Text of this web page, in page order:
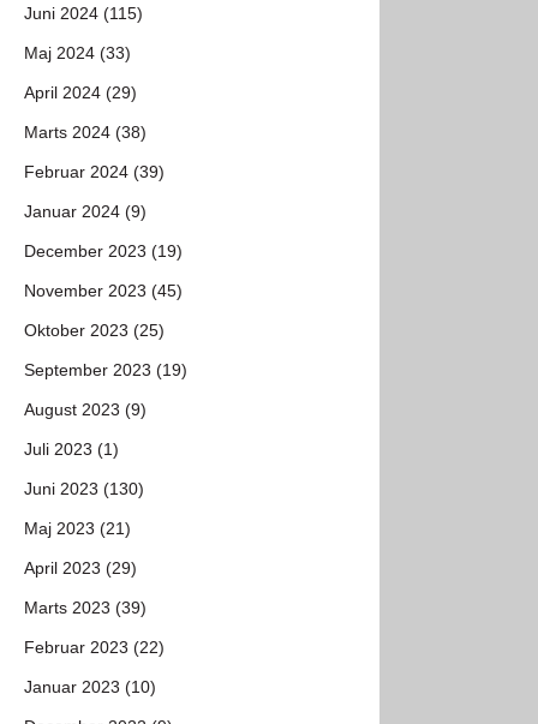
Juni 2024 (115)
Maj 2024 (33)
April 2024 (29)
Marts 2024 (38)
Februar 2024 (39)
Januar 2024 (9)
December 2023 (19)
November 2023 (45)
Oktober 2023 (25)
September 2023 (19)
August 2023 (9)
Juli 2023 (1)
Juni 2023 (130)
Maj 2023 (21)
April 2023 (29)
Marts 2023 (39)
Februar 2023 (22)
Januar 2023 (10)